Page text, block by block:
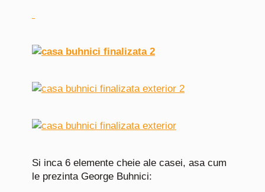
Si inca 6 elemente cheie ale casei, asa cum
le prezinta George Buhnici: